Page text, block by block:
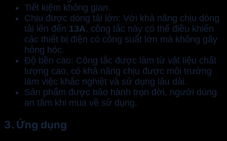
Tiết kiệm không gian.
Chịu được dòng tải lớn: Với khả năng chịu dòng
tải lên đến 13A, công tắc này có thể điều khiển
các thiết bị điện có công suất lớn mà không gây
hỏng hóc.
Độ bền cao: Công tắc được làm từ vật liệu chất
lượng cao, có khả năng chịu được môi trường
làm việc khắc nghiệt và sử dụng lâu dài.
Sản phẩm được bảo hành trọn đời, người dùng
an tâm khi mua về sử dụng.
3. Ứng dụng